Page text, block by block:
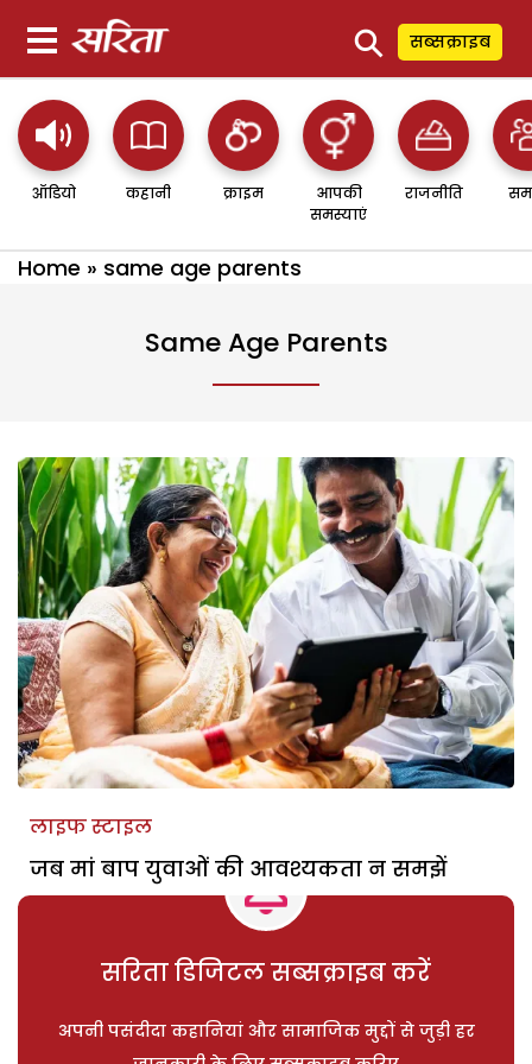
⚲ सब्सक्राइब
ऑडियो कहानी क्राइम
आपकी
समस्याएं
राजनीति
Home » same age parents
Same Age Parents
लाइफ स्टाइल
जब मां बाप युवाओं की आवश्यकता न समझें
सरिता डिजिटल सब्सक्राइब करें
अपनी पसंदीदा कहानियां और सामाजिक मुद्दों से जुड़ी हर